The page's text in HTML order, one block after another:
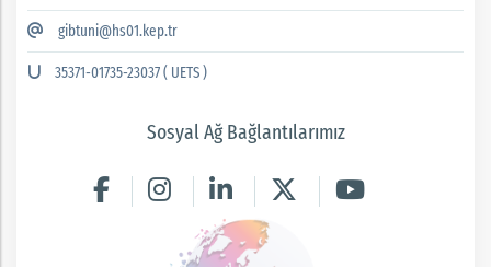
gibtuni@hs01.kep.tr
35371-01735-23037 ( UETS )
Sosyal Ağ Bağlantılarımız